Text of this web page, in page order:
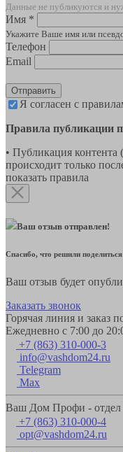
Данные не публикуются и
Имя *
Укажите Ваше имя или
Телефон
Email
Отправить
Я согласен с
Правила публикации
• Публикация контента
происходит только
показать правила
Ваш отзыв отправлен!
Спасибо, что решили
Ваш отзыв будет
Заказать звонок
Горячая линия и заказ
Ежедневно с 7:00 до
+7 (863) 310-000-3
info@vashdom24.ru
Telegram
Max
Ваш Дом Профи - отдел
+7 (863) 310-000-4
opt@vashdom24.ru